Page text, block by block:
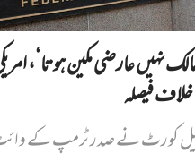
نہیں‌ عارضی مکین ہوتا‘،
فیصلہ
اپیل کورٹ نے صدر ٹرمپ کے